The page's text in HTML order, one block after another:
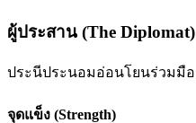
ผู้ประสาน (The Diplomat)
ประนีประนอมอ่อนโยนร่วมมือ
จุดแข็ง (Strength)